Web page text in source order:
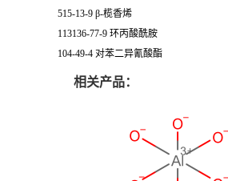
515-13-9 β-榄香烯
113136-77-9 环丙酸酰胺
104-49-4 对苯二异氰酸酯
相关产品：